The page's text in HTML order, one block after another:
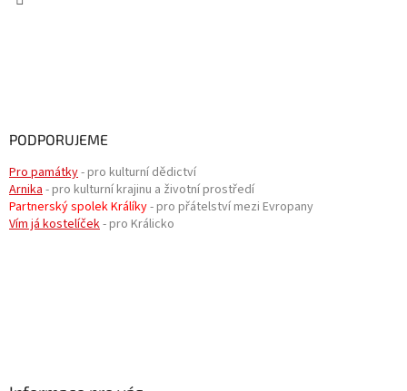
PODPORUJEME
Pro památky- pro kulturní dědictví
Arnika- pro kulturní krajinu a životní prostředí
Partnerský spolek Králíky- pro přátelství mezi Evropany
Vím já kostelíček- pro Králicko